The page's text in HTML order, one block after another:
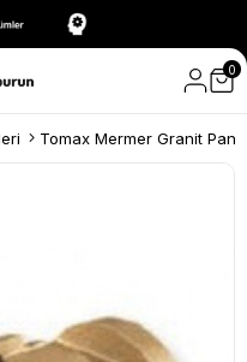
0
Tomax Mermer Granit